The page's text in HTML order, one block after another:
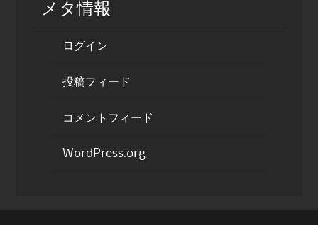
メタ情報
ログイン
投稿フィード
コメントフィード
WordPress.org